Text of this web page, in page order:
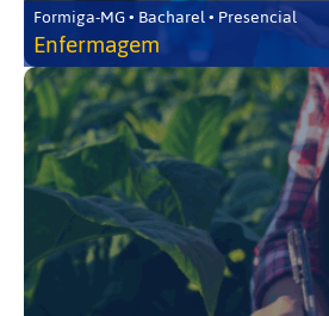
Formiga-MG • Bacharel • Presencial
Enfermagem